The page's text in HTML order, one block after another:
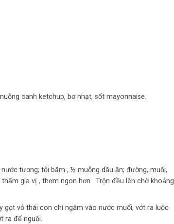
canh ketchup, bơ nhạt, sốt mayonnaise.
tương; tỏi băm , ½ muỗng dầu ăn; đường, muối,
gia vị , thơm ngon hơn . Trộn đều lên chờ khoảng
vỏ thái con chì ngâm vào nước muối, vớt ra luộc
ra để nguội.